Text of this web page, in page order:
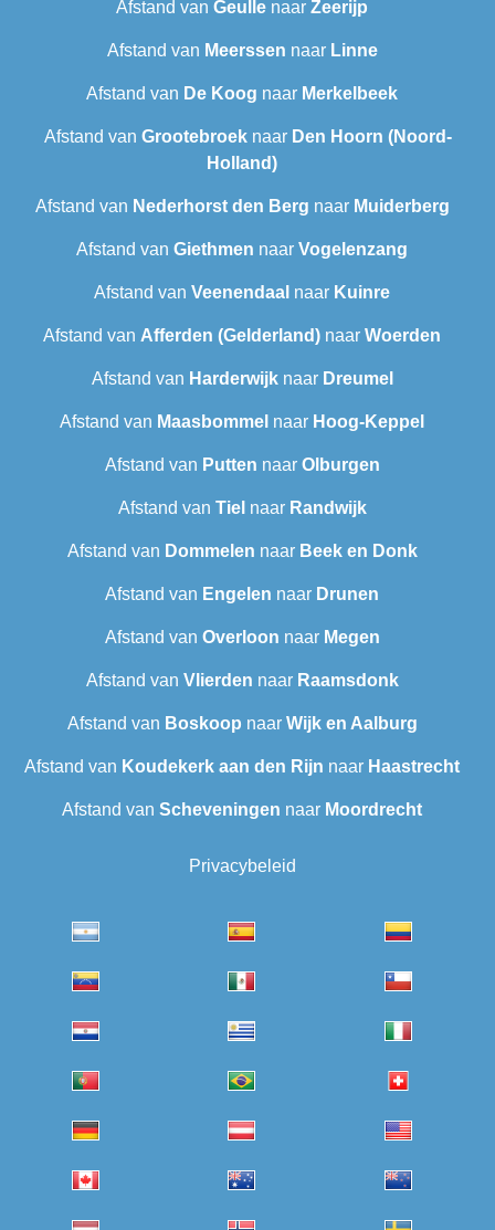
Afstand van Geulle naar Zeerijp
Afstand van Meerssen naar Linne
Afstand van De Koog naar Merkelbeek
Afstand van Grootebroeknaar Den Hoorn (Noord-
Holland)
Afstand van Nederhorst den Berg naar Muiderberg
Afstand van Giethmen naar Vogelenzang
Afstand van Veenendaal naar Kuinre
Afstand van Afferden (Gelderland) naar Woerden
Afstand van Harderwijknaar Dreumel
Afstand van Maasbommel naar Hoog-Keppel
Afstand van Putten naar Olburgen
Afstand van Tiel naar Randwijk
Afstand van Dommelen naar Beek en Donk
Afstand van Engelen naar Drunen
Afstand van Overloon naar Megen
Afstand van Vlierden naar Raamsdonk
Afstand van Boskoop naar Wijk en Aalburg
Afstand van Koudekerk aan den Rijn naar Haastrecht
Afstand van Scheveningen‎ naar Moordrecht
Privacybeleid